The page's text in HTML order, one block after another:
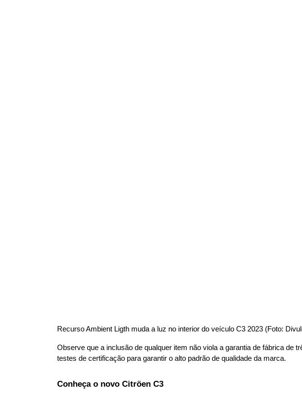
Recurso Ambient Ligth muda a luz no interior do veículo C3 2023 (Foto:
Observe que a inclusão de qualquer item não viola a garantia de fábrica
testes de certificação para garantir o alto padrão de qualidade da marca.
Conheça o novo Citröen C3